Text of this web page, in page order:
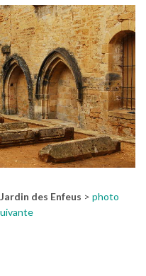
Jardin des Enfeus > photo